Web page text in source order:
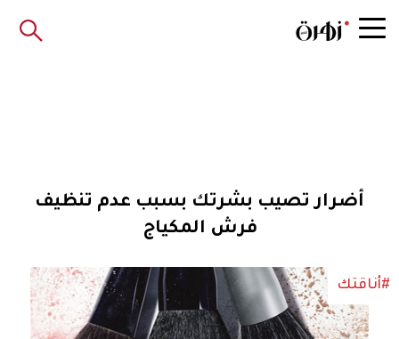
أضرار تصيب بشرتك بسبب عدم تنظيف
فرش المكياج
#أناقتك